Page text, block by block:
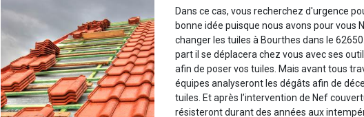
Dans ce cas, vous recherchez d'urgence
bonne idée puisque nous avons pour vous
changer les tuiles à Bourthes dans le
part il se déplacera chez vous avec ses
afin de poser vos tuiles. Mais avant tous
équipes analyseront les dégâts afin de
tuiles. Et après l’intervention de Nef
résisteront durant des années aux